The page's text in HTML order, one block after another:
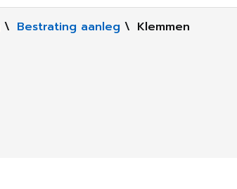
\ Bestrating aanleg \ Klemmen